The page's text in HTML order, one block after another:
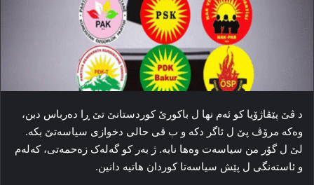
د ڤێ پێڤاژۆیا کو ئه‌م نها ل باکورێ کوردستانێ تێ ڕا ده‌رباس دبن،
وه‌که‌ مرۆڤ پێ ل ئاگر دکه‌ و ب ڤی حالی دخوازی سیاسه‌تێ بکه‌.
لێ ل گۆر من سیاسه‌ت وه‌ها نابه‌. ژ به‌ر کو گه‌له‌ک زه‌حمه‌تی، كەلەم
و ئاسته‌نگی ل پێش سیاسه‌تا کوردان هاتیه‌ دانین.